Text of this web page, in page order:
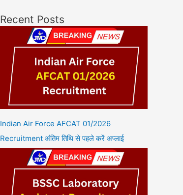
Recent Posts
Indian Air Force AFCAT 01/2026
Recruitment अंतिम तिथि से पहले करें अप्लाई